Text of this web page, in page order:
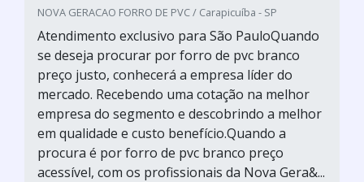
NOVA GERACAO FORRO DE PVC / Carapicuíba - SP
Atendimento exclusivo para São PauloQuando
se deseja procurar por forro de pvc branco
preço justo, conhecerá a empresa líder do
mercado. Recebendo uma cotação na melhor
empresa do segmento e descobrindo a melhor
em qualidade e custo benefício.Quando a
procura é por forro de pvc branco preço
acessível, com os profissionais da Nova Gera&...